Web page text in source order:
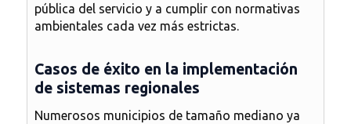
pública del servicio y a cumplir con normativas
ambientales cada vez más estrictas.
Casos de éxito en la implementación
de sistemas regionales
Numerosos municipios de tamaño mediano ya